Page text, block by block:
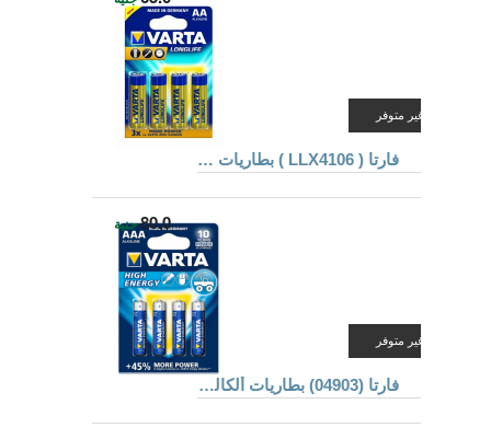
غير متوفر
فارتا ( LLX4106 ) بطاريات ألكالين
غير متوفر
80.0جنية
فارتا (04903) بطاريات ألكالين مقاس AAA